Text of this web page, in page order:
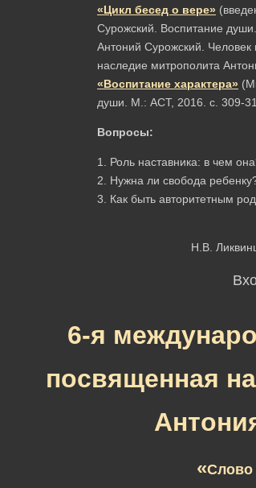
«Цикл бесед о вере»
Сурожский. Воспитание
Антоний Сурожский.
наследие митрополита
«Воспитание характера»
души. М.: АСТ, 2016. с. 309-
Вопросы:
1. Роль наставника: в чем
2. Нужна ли свобода
3. Как быть авторитетным
Н.В.
6-я
посвященная
«Слово